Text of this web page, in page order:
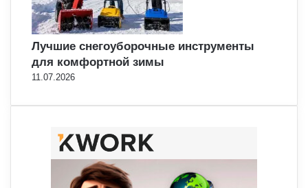
Лучшие снегоуборочные инструменты
для комфортной зимы
11.07.2026